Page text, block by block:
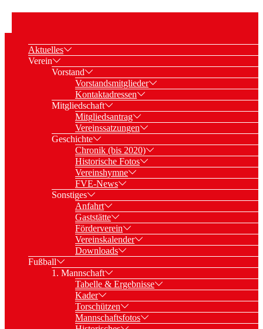
Aktuelles
Verein
Vorstand
Vorstandsmitglieder
Kontaktadressen
Mitgliedschaft
Mitgliedsantrag
Vereinssatzungen
Geschichte
Chronik (bis 2020)
Historische Fotos
Vereinshymne
FVE-News
Sonstiges
Anfahrt
Gaststätte
Förderverein
Vereinskalender
Downloads
Fußball
1. Mannschaft
Tabelle & Ergebnisse
Kader
Torschützen
Mannschaftsfotos